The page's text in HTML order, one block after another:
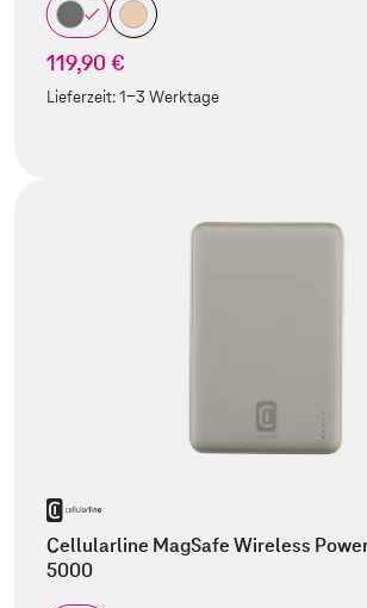
119,90 €
Lieferzeit:1-3 Werktage
Cellularline MagSafe Wireless
5000